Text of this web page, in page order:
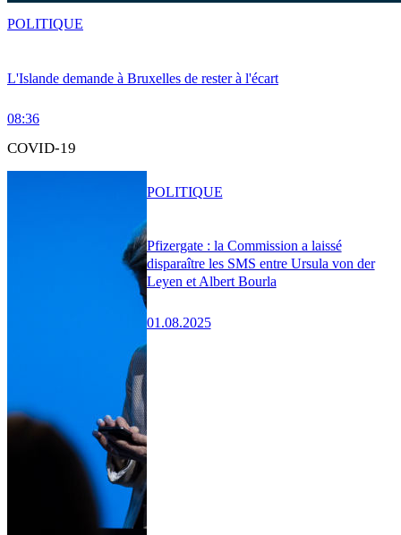
L'Islande demande à Bruxelles de rester à l'écart
08:36
POLITIQUE
COVID-19
Pfizergate : la Commission a laissé
disparaître les SMS entre Ursula von der
Leyen et Albert Bourla
01.08.2025
POLITIQUE